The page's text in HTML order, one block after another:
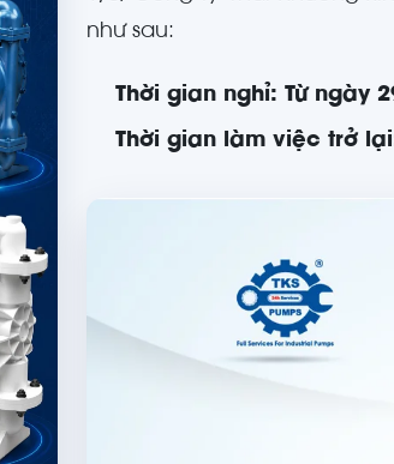
như sau:
Thời gian nghỉ: Từ ngày
Thời gian làm việc trở